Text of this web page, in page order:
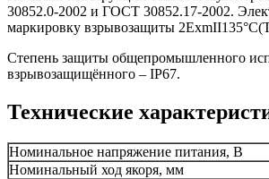
30852.0-2002 и ГОСТ 30852.17-2002.
маркировку взрывозащиты
Степень защиты общепромышленного
взрывозащищённого – IP67.
Технические
Номинальное напряжение питания, B
Номинальный ход якоря, мм